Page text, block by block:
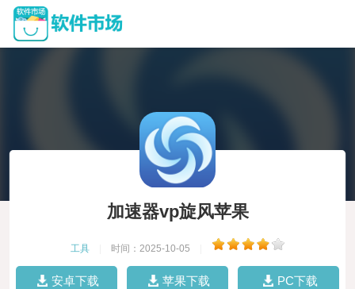
加速器vp旋风苹果
工具 时间：2025-10-05
安卓下载 苹果下载 PC下载